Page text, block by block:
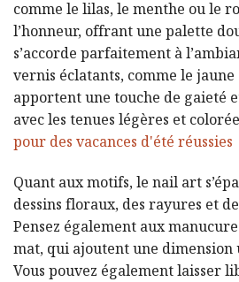
comme le lilas, le menthe ou le
l’honneur, offrant une palette
s’accorde parfaitement à
vernis éclatants, comme le
apportent une touche de gaieté
avec les tenues légères et
pour des vacances d'été réussies
Quant aux motifs, le nail art
dessins floraux, des rayures et
Pensez également aux
mat, qui ajoutent une dimension
Vous pouvez également laisser